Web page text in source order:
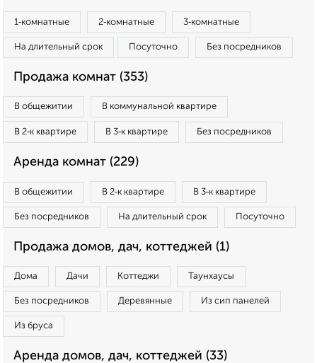
1‑комнатные 2‑комнатные 3‑комнатные
На длительный срок Посуточно Без посредников
Продажа комнат (353)
В общежитии В коммунальной квартире
В 2‑к квартире В 3‑к квартире Без посредников
Аренда комнат (229)
В общежитии В 2‑к квартире В 3‑к квартире
Без посредников На длительный срок Посуточно
Продажа домов, дач, коттеджей (1)
Дома Дачи Коттеджи Таунхаусы
Без посредников Деревянные Из сип панелей
Из бруса
Аренда домов, дач, коттеджей (33)